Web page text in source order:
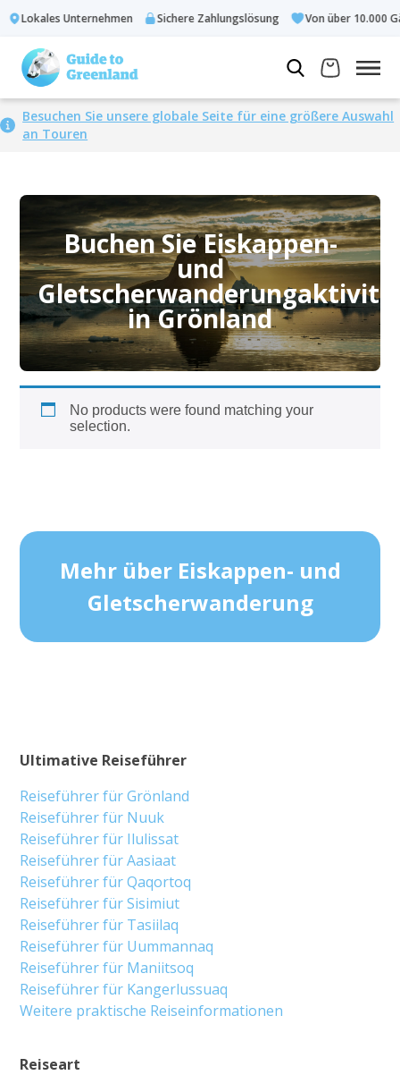
Lokales Unternehmen Sichere Zahlungslösung Von über 10.000
Besuchen Sie unsere globale Seite für eine größere Auswahl
an Touren
Buchen Sie Eiskappen-
und
in Grönland
No products were found matching your
selection.
Mehr über Eiskappen- und
Gletscherwanderung
Reiseart
Ultimative Reiseführer
Reiseführer für Grönland
Reiseführer für Nuuk
Reiseführer für Ilulissat
Reiseführer für Aasiaat
Reiseführer für Qaqortoq
Reiseführer für Sisimiut
Reiseführer für Tasiilaq
Reiseführer für Uummannaq
Reiseführer für Maniitsoq
Reiseführer für Kangerlussuaq
Weitere praktische Reiseinformationen